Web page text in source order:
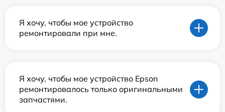
Я хочу, чтобы мое устройство
ремонтировали при мне.
Я хочу, чтобы мое устройство Epson
ремонтировалось только оригинальными
запчастями.